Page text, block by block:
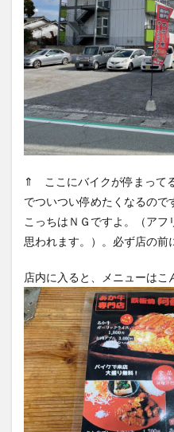
⇑ ここにバイクが停まって
でついつい停めたくなるので
こっちはＮＧですよ。（アフ
思われます。）。必ず店の前
店内に入ると、メニューはこ